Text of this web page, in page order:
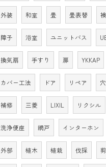
外装 和室 畳 畳表替 襖
障子 浴室 ユニットバス
換気扇 手すり 扉 YKKAP
カバー工法 ドア リペア 穴
補修 三菱 LIXIL リクシル
洗浄便座 網戸 インターホン
外部 植木 植栽 伐採